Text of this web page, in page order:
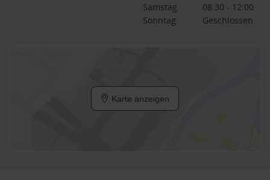
Samstag
08:30 - 12:00
Sonntag
Geschlossen
Karte anzeigen